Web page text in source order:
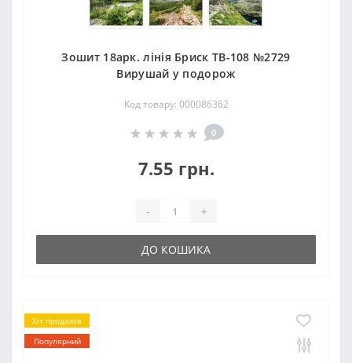
Зошит 18арк. лінія Бриск ТВ-108 №2729
Вирушай у подорож
Код товару: 000086362
0
7.55 грн.
- +
ДО КОШИКА
Хіт продажів
Популярний